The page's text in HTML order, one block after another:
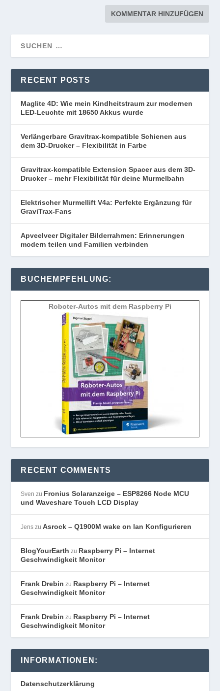
RECENT POSTS
Maglite 4D: Wie mein Kindheitstraum zur modernen
LED-Leuchte mit 18650 Akkus wurde
Verlängerbare Gravitrax-kompatible Schienen aus
dem 3D-Drucker – Flexibilität in Farbe
Gravitrax-kompatible Extension Spacer aus dem 3D-
Drucker – mehr Flexibilität für deine Murmelbahn
Elektrischer Murmellift V4a: Perfekte Ergänzung für
GraviTrax-Fans
Apveelveer Digitaler Bilderrahmen: Erinnerungen
modern teilen und Familien verbinden
BUCHEMPFEHLUNG:
Roboter-Autos mit dem Raspberry Pi
RECENT COMMENTS
Sven zu Fronius Solaranzeige – ESP8266 Node MCU
und Waveshare Touch LCD Display
Jens zuAsrock – Q1900M wake on lan Konfigurieren
BlogYourEarth zu Raspberry Pi – Internet
Geschwindigkeit Monitor
Frank Drebin zu Raspberry Pi – Internet
Geschwindigkeit Monitor
Frank Drebin zu Raspberry Pi – Internet
Geschwindigkeit Monitor
INFORMATIONEN:
Datenschutzerklärung